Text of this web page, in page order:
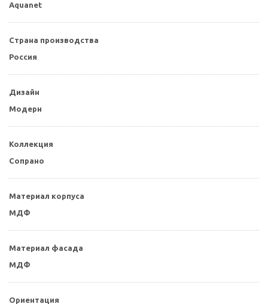
Aquanet
Страна производства
Россия
Дизайн
Модерн
Коллекция
Сопрано
Материал корпуса
МДФ
Материал фасада
МДФ
Ориентация